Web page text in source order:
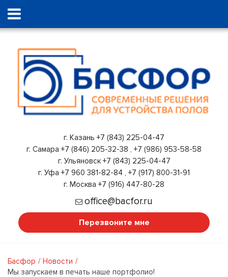
г. Казань +7 (843) 225-04-47
г. Самара +7 (846) 205-32-38 , +7 (986) 953-58-58
г. Ульяновск +7 (843) 225-04-47
г. Уфа +7 960 381-82-84 , +7 (917) 800-31-91
г. Москва +7 (916) 447-80-28
office@bacfor.ru
Перезвоните мне
Басфор
Новости
Мы запускаем в печать наше портфолио!